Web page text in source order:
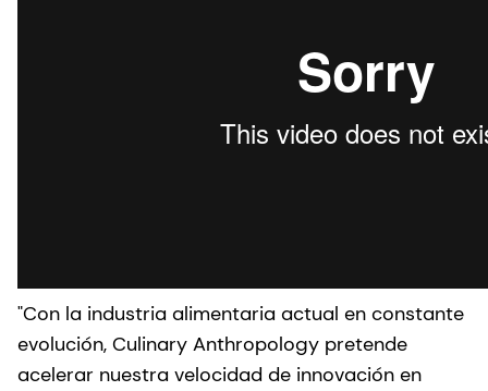
"Con la industria alimentaria actual en constante
evolución, Culinary Anthropology pretende
acelerar nuestra velocidad de innovación en